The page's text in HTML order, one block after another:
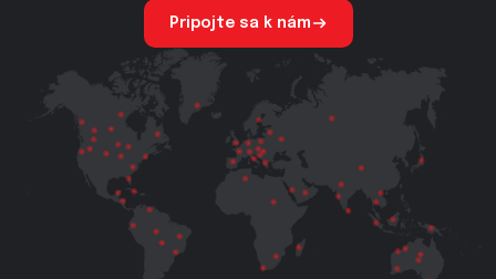
Pripojte sa k nám